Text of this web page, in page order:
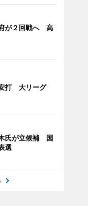
が２回戦へ 高
打 大リーグ
氏が立候補 国
選